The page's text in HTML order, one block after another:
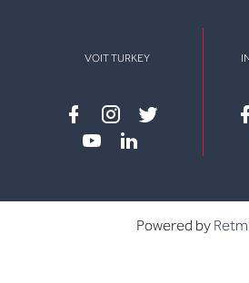
VOIT TURKEY
Facebook
instagram
twitter
Powered by